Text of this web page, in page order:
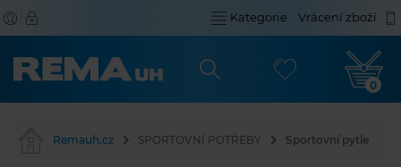
Kategorie Vrácení zboží
0
Remauh.cz SPORTOVNÍ POTŘEBY Sportovní pytle